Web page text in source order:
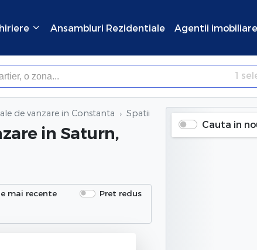
Ansambluri Rezidentiale Agentii imobiliare
×Inchide
1
de vanzare in Constanta Spatii comerciale de vanzare
in Saturn,
mai recente
Pret redus
Cauta in